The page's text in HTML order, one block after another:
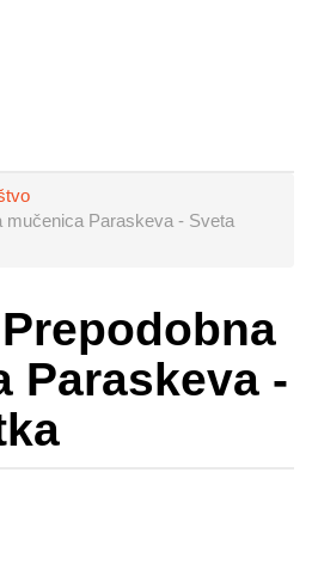
mučenica Paraskeva - Sveta
Paraskeva -